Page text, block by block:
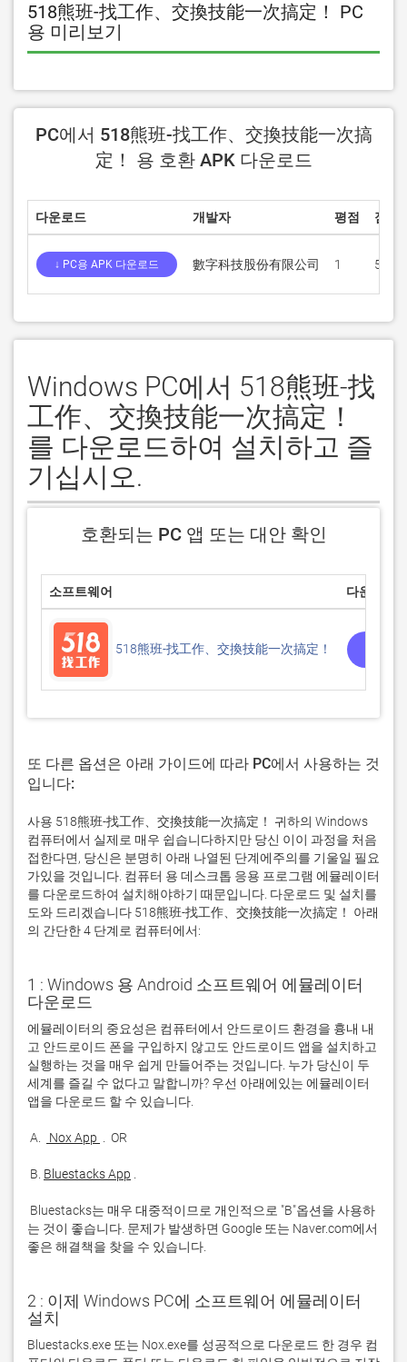
518熊班-找工作、交換技能一次搞定！ PC
용 미리보기
PC에서 518熊班-找工作、交換技能一次搞
定！ 용 호환 APK 다운로드
다운로드 개발자 평점 점수
↓ PC용 APK 다운로드 數字科技股份有限公司 1 5
Windows PC에서 518熊班-找
工作、交換技能一次搞定！
를 다운로드하여 설치하고 즐
기십시오.
호환되는 PC 앱 또는 대안 확인
소프트웨어 다운로드
518熊班-找工作、交換技能一次搞定！
또 다른 옵션은 아래 가이드에 따라 PC에서 사용하는 것
입니다:
사용 518熊班-找工作、交換技能一次搞定！ 귀하의 Windows
컴퓨터에서 실제로 매우 쉽습니다하지만 당신 이이 과정을 처음
접한다면, 당신은 분명히 아래 나열된 단계에주의를 기울일 필요
가있을 것입니다. 컴퓨터 용 데스크톱 응용 프로그램 에뮬레이터
를 다운로드하여 설치해야하기 때문입니다. 다운로드 및 설치를
도와 드리겠습니다 518熊班-找工作、交換技能一次搞定！ 아래
의 간단한 4 단계로 컴퓨터에서:
1 : Windows 용 Android 소프트웨어 에뮬레이터
다운로드
에뮬레이터의 중요성은 컴퓨터에서 안드로이드 환경을 흉내 내
고 안드로이드 폰을 구입하지 않고도 안드로이드 앱을 설치하고
실행하는 것을 매우 쉽게 만들어주는 것입니다. 누가 당신이 두
세계를 즐길 수 없다고 말합니까? 우선 아래에있는 에뮬레이터
A. Nox App
B. Bluestacks App
는 것이 좋습니다. 문제가 발생하면 Google 또는 Naver.com에서
좋은 해결책을 찾을 수 있습니다.
2 : 이제 Windows PC에 소프트웨어 에뮬레이터
설치
Bluestacks.exe 또는 Nox.exe를 성공적으로 다운로드 한 경우 컴